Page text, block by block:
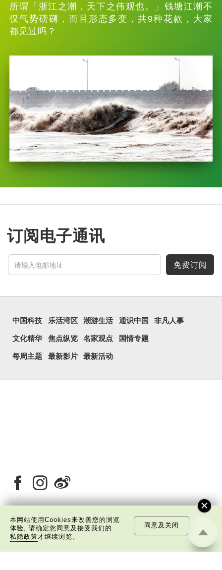
所谓「浙江之潮，天下之伟观也。」钱塘江潮不
仅气势磅礴，而且形态多变，共9种花款，大家
都见过吗？
订阅电子通讯
免费订阅
中国科技 乐活湾区 潮游生活 通识中国 非凡人事
文化精华 焦点纵览 名家观点 国情专题
每周主题 最新影片 最新活动
关于我们 版权告示 私隐政策声明 免责声明
本网站使用Cookies来改善您的浏览
体验, 请确定您同意及接受我们的
私隐政策才继续浏览。
同意及关闭